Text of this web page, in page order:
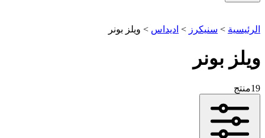
الرئيسية > سنيكرز > اديداس > ويلز بونر
ويلز بونر
19منتج